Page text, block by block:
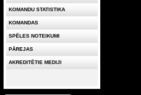
KOMANDU STATISTIKA
KOMANDAS
SPĒLES NOTEIKUMI
PĀREJAS
AKREDITĒTIE MEDIJI